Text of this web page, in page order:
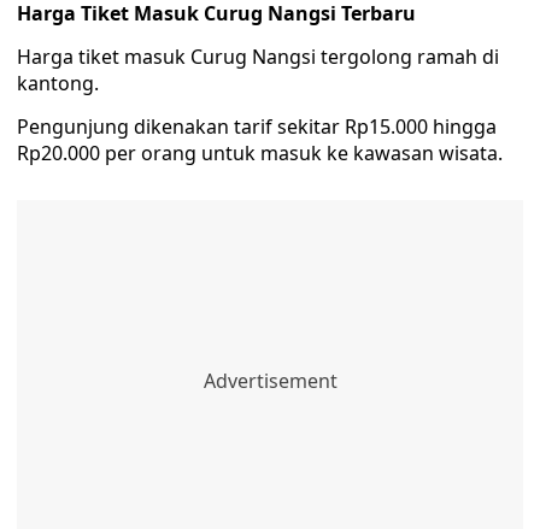
Harga Tiket Masuk Curug Nangsi Terbaru
Harga tiket masuk Curug Nangsi tergolong ramah di
kantong.
Pengunjung dikenakan tarif sekitar Rp15.000 hingga
Rp20.000 per orang untuk masuk ke kawasan wisata.